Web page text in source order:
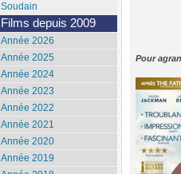
Pour
Soudain
Films depuis 2009
Année 2026
Année 2025
Année 2024
Année 2023
Année 2022
Année 2021
Année 2020
Année 2019